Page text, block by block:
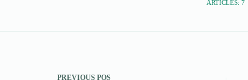
ARTICLES: 7
PREVIOUS POS